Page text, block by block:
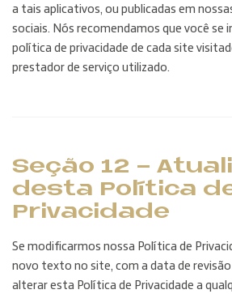
a tais aplicativos, ou publicadas em
sociais. Nós recomendamos que você se
política de privacidade de cada site
prestador de serviço utilizado.
Seção 12 -
desta Política
Privacidade
Se modificarmos nossa Política de
novo texto no site, com a data de
alterar esta Política de Privacidade a